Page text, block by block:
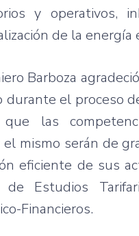
y operativos,
de la energía
Barboza
durante el proceso
que las
mismo serán de
eficiente de sus
de Estudios
Financieros.